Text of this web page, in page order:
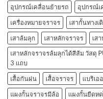
อุปกรณ์เคลื่อนย้ายรถ
อุปกรณ์เ
เครื่องหมายจราจร
เสากั้นทางเ
เสาล้มลุก
เสาหลักจราจร
เส
เสาหลักจราจรล้มลุกได้สีส้ม วัสดุ
3 แถบ
เสื้อกันฝน
เสื้อจราจร แบริเอ
แผงกั้นจราจรมีล้อ
แผงกั้นยืดห